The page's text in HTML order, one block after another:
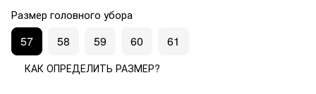
Размер головного убора
57 58 59 60 61
КАК ОПРЕДЕЛИТЬ РАЗМЕР?